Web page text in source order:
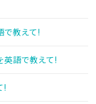
で教えて!
英語で教えて!
!